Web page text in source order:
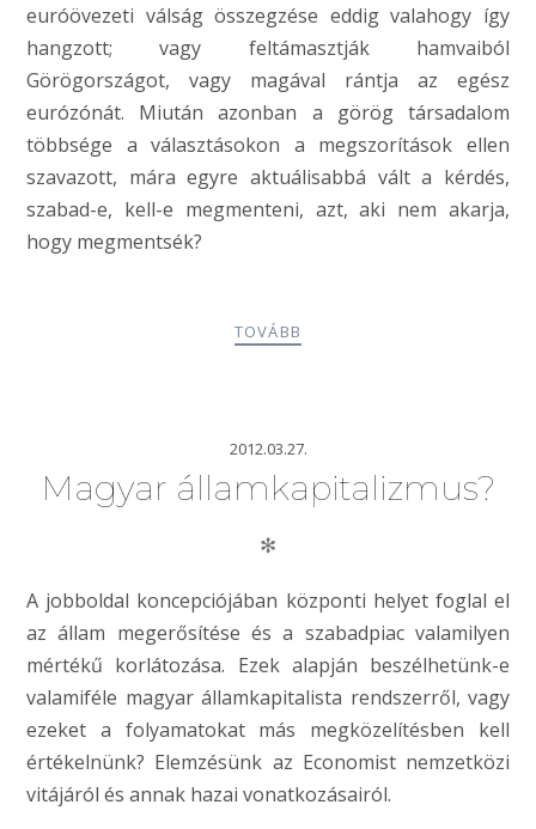
euróövezeti válság összegzése eddig valahogy így
hangzott; vagy feltámasztják hamvaiból
Görögországot, vagy magával rántja az egész
eurózónát. Miután azonban a görög társadalom
többsége a választásokon a megszorítások ellen
szavazott, mára egyre aktuálisabbá vált a kérdés,
szabad-e, kell-e megmenteni, azt, aki nem akarja,
hogy megmentsék?
TOVÁBB
2012.03.27.
Magyar államkapitalizmus?
✻
A jobboldal koncepciójában központi helyet foglal el
az állam megerősítése és a szabadpiac valamilyen
mértékű korlátozása. Ezek alapján beszélhetünk-e
valamiféle magyar államkapitalista rendszerről, vagy
ezeket a folyamatokat más megközelítésben kell
értékelnünk? Elemzésünk az Economist nemzetközi
vitájáról és annak hazai vonatkozásairól.